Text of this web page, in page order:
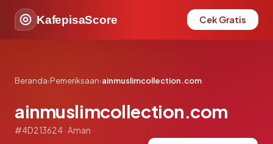
KafepisaScore Cek Gratis
Beranda›Pemeriksaan›ainmuslimcollection.com
ainmuslimcollection.com
#4D213624 · Aman